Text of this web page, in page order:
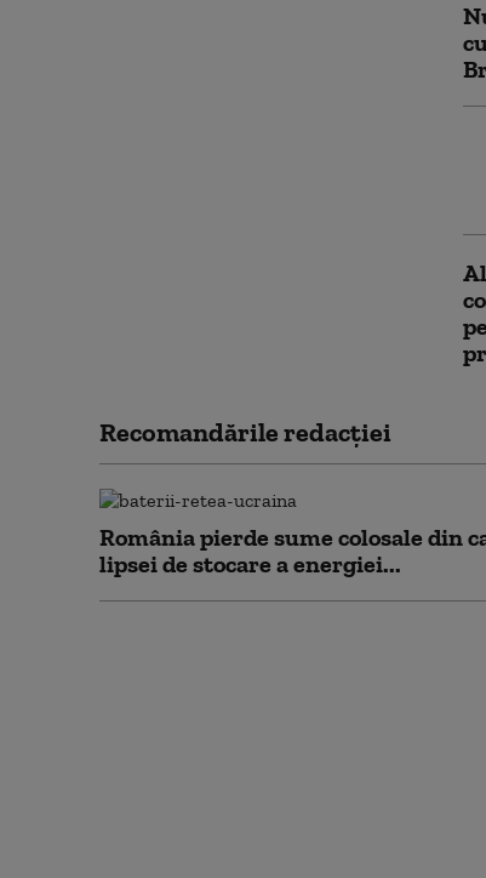
Recomandările redacţiei
România pierde sume colosale din
lipsei de stocare a energiei...